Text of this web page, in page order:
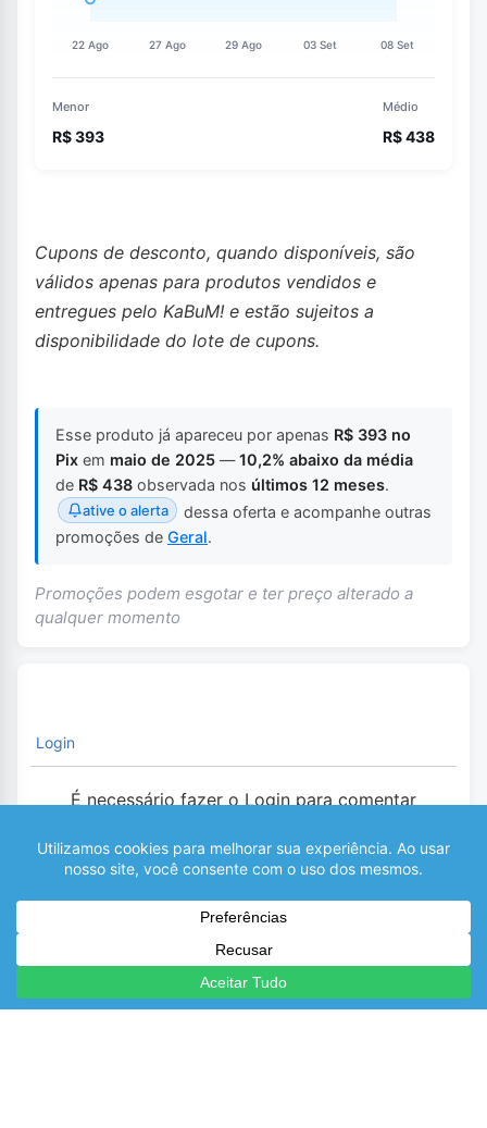
Menor
R$ 393
Médio
R$ 438
Cupons de desconto, quando disponíveis, são
válidos apenas para produtos vendidos e
entregues pelo KaBuM! e estão sujeitos a
disponibilidade do lote de cupons.
Esse produto já apareceu por apenas R$ 393 no
Pix em maio de 2025 —10,2% abaixo da média
de R$ 438 observada nos últimos 12 meses.
ative o alerta
dessa oferta e acompanhe outras
promoções de Geral.
Promoções podem esgotar e ter preço alterado a
qualquer momento
Login
É necessário fazer o Login para comentar
0 COMENTÁRIOS